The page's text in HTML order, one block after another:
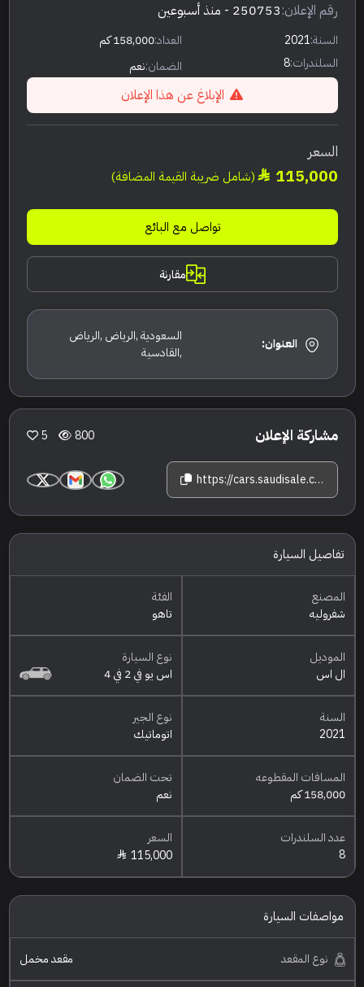
رقم الإعلان:250753 - منذ أسبوعين
السنة:2021 العداد:158,000 كم
السلندرات:8 الضمان:نعم
الإبلاغ عن هذا الإعلان
السعر
115,000 (شامل ضريبة القيمة المضافة)
تواصل مع البائع
مقارنة
العنوان:
السعودية ,الرياض ,الرياض
,القادسية
مشاركة الإعلان 800
5
https://cars.saudisale.com/listings/5y1Scy/2021-%D8%B4%D9%81%D8%B1%D9%88%D9%84%D9%8A%D9%87-%D8%AA%D8%A7%D9%87%D9%88-%D8%A7%D9%84-%D8%A7%D8%B3
تفاصيل السيارة
المصنع
شفروليه
الفئة
تاهو
الموديل
ال اس
نوع السيارة
اس يو في 2 في 4
السنة
2021
نوع الجير
اتوماتيك
المسافات المقطوعه
158,000 كم
تحت الضمان
نعم
عدد السلندرات
8
السعر
115,000
مواصفات السيارة
نوع المقعد مقعد مخمل